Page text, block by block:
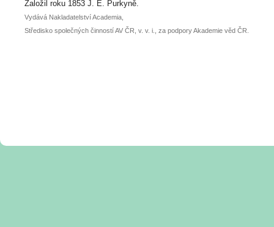
posteru je už 30. června.
Založil roku 1853 J. E. Purkyně.
Vydává Nakladatelství Academia,
Středisko společných činností AV ČR, v. v. i., za podpory Akademie věd ČR.